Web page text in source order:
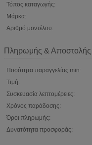
Τόπος καταγωγής:
Μάρκα:
Αριθμό μοντέλου:
Πληρωμής & Αποστολής
Ποσότητα παραγγελίας min:
Τιμή:
Συσκευασία λεπτομέρειες:
Χρόνος παράδοσης:
Όροι πληρωμής:
Δυνατότητα προσφοράς: